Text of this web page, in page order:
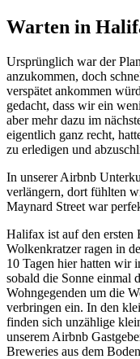
Warten in
Ursprünglich war der
anzukommen, doch
verspätet ankommen
gedacht, dass wir ein
aber mehr dazu im
eigentlich ganz recht,
zu erledigen und
In unserer Airbnb
verlängern, dort fühlten
Maynard Street war
Halifax ist auf den
Wolkenkratzer ragen in
10 Tagen hier hatten wir
sobald die Sonne einmal
Wohngegenden um die
verbringen ein. In den
finden sich unzählige
unserem Airbnb
Breweries aus dem